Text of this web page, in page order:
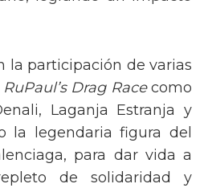
la participación de varias
RuPaul’s Drag Racecomo
Laganja Estranja y
la legendaria figura del
para dar vida a
de solidaridad y